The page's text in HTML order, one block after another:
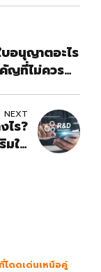
อนุญาตอะไร
คัญที่ไม่ควร
NEXT
ไร?
มให้
โดดเด่นเหนือคู่